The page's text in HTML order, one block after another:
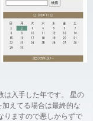
は入手した年です。 星の
えてる場合は最終的な
りますので悪しからずで